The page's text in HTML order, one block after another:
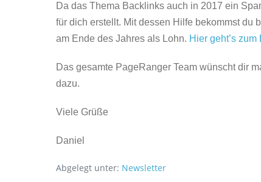
Da das Thema Backlinks auch in 2017 ein
für dich erstellt. Mit dessen Hilfe bekommst du
am Ende des Jahres als Lohn. Hier geht’s
Das gesamte PageRanger Team wünscht dir
dazu.
Viele Grüße
Daniel
Abgelegt unter: Newsletter